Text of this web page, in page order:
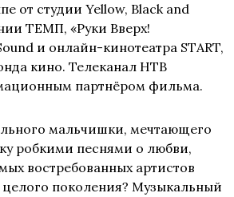
от студии Yellow, Black and
ТЕМП, «Руки Вверх!
и онлайн-кинотеатра START,
кино. Телеканал НТВ
партнёром фильма.
мальчишки, мечтающего
робкими песнями о любви,
востребованных артистов
поколения? Музыкальный